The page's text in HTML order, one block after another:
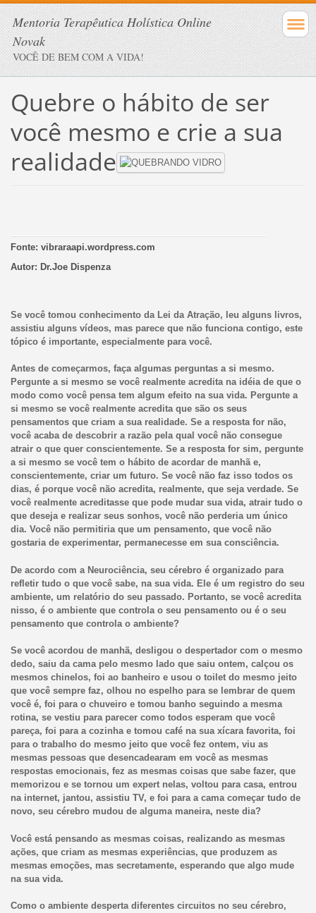
Mentoria Terapêutica Holística Online
Novak
VOCÊ DE BEM COM A VIDA!
Quebre o hábito de ser
você mesmo e crie a sua
realidade
Fonte: vibraraapi.wordpress.com
Autor: Dr.Joe Dispenza
Se você tomou conhecimento da Lei da Atração, leu alguns livros,
assistiu alguns vídeos, mas parece que não funciona contigo, este
tópico é importante, especialmente para você.
Antes de começarmos, faça algumas perguntas a si mesmo.
Pergunte a si mesmo se você realmente acredita na idéia de que o
modo como você pensa tem algum efeito na sua vida. Pergunte a
si mesmo se você realmente acredita que são os seus
pensamentos que criam a sua realidade. Se a resposta for não,
você acaba de descobrir a razão pela qual você não consegue
atrair o que quer conscientemente. Se a resposta for sim, pergunte
a si mesmo se você tem o hábito de acordar de manhã e,
conscientemente, criar um futuro. Se você não faz isso todos os
dias, é porque você não acredita, realmente, que seja verdade. Se
você realmente acreditasse que pode mudar sua vida, atrair tudo o
que deseja e realizar seus sonhos, você não perderia um único
dia. Você não permitiria que um pensamento, que você não
gostaria de experimentar, permanecesse em sua consciência.
De acordo com a Neurociência, seu cérebro é organizado para
refletir tudo o que você sabe, na sua vida. Ele é um registro do seu
ambiente, um relatório do seu passado. Portanto, se você acredita
nisso, é o ambiente que controla o seu pensamento ou é o seu
pensamento que controla o ambiente?
Se você acordou de manhã, desligou o despertador com o mesmo
dedo, saiu da cama pelo mesmo lado que saiu ontem, calçou os
mesmos chinelos, foi ao banheiro e usou o toilet do mesmo jeito
que você sempre faz, olhou no espelho para se lembrar de quem
você é, foi para o chuveiro e tomou banho seguindo a mesma
rotina, se vestiu para parecer como todos esperam que você
pareça, foi para a cozinha e tomou café na sua xícara favorita, foi
para o trabalho do mesmo jeito que você fez ontem, viu as
mesmas pessoas que desencadearam em você as mesmas
respostas emocionais, fez as mesmas coisas que sabe fazer, que
memorizou e se tornou um expert nelas, voltou para casa, entrou
na internet, jantou, assistiu TV, e foi para a cama começar tudo de
novo, seu cérebro mudou de alguma maneira, neste dia?
Você está pensando as mesmas coisas, realizando as mesmas
ações, que criam as mesmas experiências, que produzem as
mesmas emoções, mas secretamente, esperando que algo mude
na sua vida.
Como o ambiente desperta diferentes circuitos no seu cérebro,